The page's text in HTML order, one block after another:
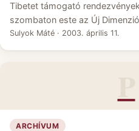
Tibetet támogató
szombaton este az Új
Sulyok Máté · 2003. április 11.
ARCHÍVUM